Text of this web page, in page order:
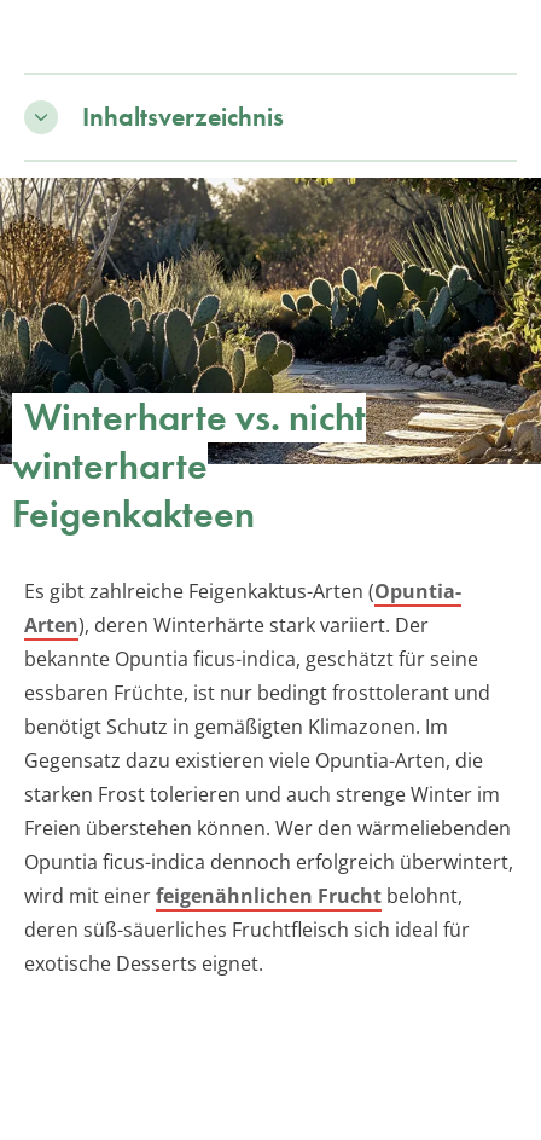
Inhaltsverzeichnis
Winterharte vs. nicht
winterharte
Feigenkakteen
Es gibt zahlreiche Feigenkaktus-Arten (Opuntia-
Arten), deren Winterhärte stark variiert. Der
bekannte Opuntia ficus-indica, geschätzt für seine
essbaren Früchte, ist nur bedingt frosttolerant und
benötigt Schutz in gemäßigten Klimazonen. Im
Gegensatz dazu existieren viele Opuntia-Arten, die
starken Frost tolerieren und auch strenge Winter im
Freien überstehen können. Wer den wärmeliebenden
Opuntia ficus-indica dennoch erfolgreich überwintert,
wird mit einerfeigenähnlichen Frucht belohnt,
deren süß-säuerliches Fruchtfleisch sich ideal für
exotische Desserts eignet.